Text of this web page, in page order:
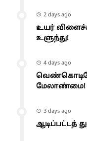
2 days ago
உயர்
உளுந்து!
4 days ago
மேலாண்மை!
3 days ago
ஆடிப்பட்டத்